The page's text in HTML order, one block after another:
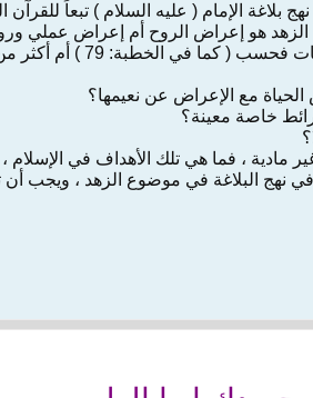
بلاغة الإمام ( عليه السلام ) تبعاً
الزهد هو إعراض الروح أم إعراض عملي
وعلى الثاني ، فهل
مع الإعراض عن نعيمها؟
خاصة معينة؟
مادية ، فما هي تلك الأهداف في الإسلام ،
نهج البلاغة في موضوع الزهد ، ويجب